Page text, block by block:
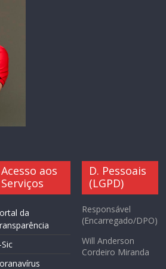
Acesso aos
Serviços
da
D. Pessoais
(LGPD)
Responsável
(Encarregado/DPO)
Will Anderson
Cordeiro Miranda